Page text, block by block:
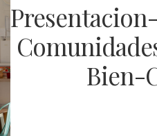
Bien-